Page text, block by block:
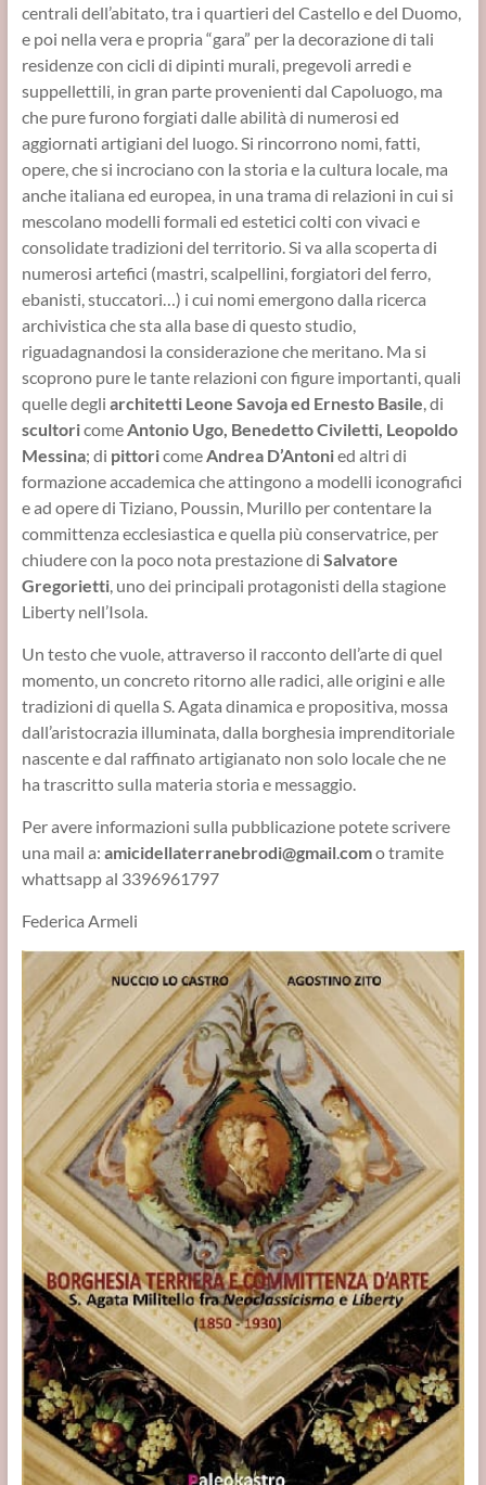
centrali dell’abitato, tra i quartieri del Castello e del Duomo,
e poi nella vera e propria “gara” per la decorazione di tali
residenze con cicli di dipinti murali, pregevoli arredi e
suppellettili, in gran parte provenienti dal Capoluogo, ma
che pure furono forgiati dalle abilità di numerosi ed
aggiornati artigiani del luogo. Si rincorrono nomi, fatti,
opere, che si incrociano con la storia e la cultura locale, ma
anche italiana ed europea, in una trama di relazioni in cui si
mescolano modelli formali ed estetici colti con vivaci e
consolidate tradizioni del territorio. Si va alla scoperta di
numerosi artefici (mastri, scalpellini, forgiatori del ferro,
ebanisti, stuccatori…) i cui nomi emergono dalla ricerca
archivistica che sta alla base di questo studio,
riguadagnandosi la considerazione che meritano. Ma si
scoprono pure le tante relazioni con figure importanti, quali
quelle degli architetti Leone Savoja ed Ernesto Basile, di
scultoricomeAntonio Ugo, Benedetto Civiletti, Leopoldo
Messina; di pittoricomeAndrea D’Antonied altri di
formazione accademica che attingono a modelli iconografici
e ad opere di Tiziano, Poussin, Murillo per contentare la
committenza ecclesiastica e quella più conservatrice, per
chiudere con la poco nota prestazione di Salvatore
Gregorietti, uno dei principali protagonisti della stagione
Liberty nell’Isola.
Un testo che vuole, attraverso il racconto dell’arte di quel
momento, un concreto ritorno alle radici, alle origini e alle
tradizioni di quella S. Agata dinamica e propositiva, mossa
dall’aristocrazia illuminata, dalla borghesia imprenditoriale
nascente e dal raffinato artigianato non solo locale che ne
ha trascritto sulla materia storia e messaggio.
Per avere informazioni sulla pubblicazione potete scrivere
una mail a: amicidellaterranebrodi@gmail.como tramite
whattsapp al 3396961797
Federica Armeli